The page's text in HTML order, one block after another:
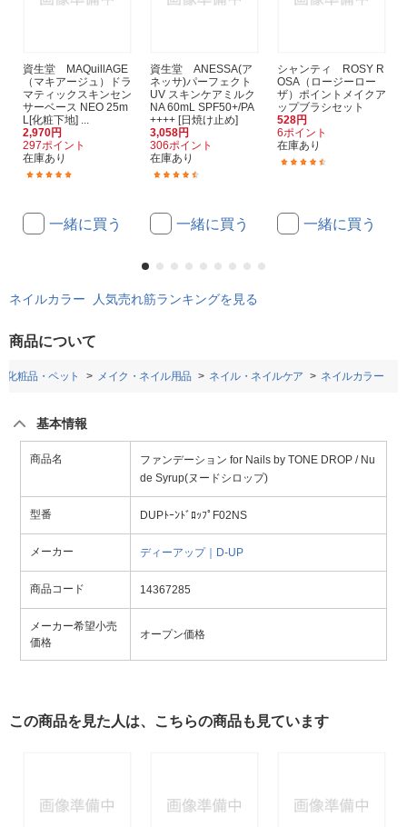
資生堂 MAQuillAGE
（マキアージュ）ドラ
マティックスキンセン
サーベース NEO 25m
L[化粧下地] ...
2,970円
297ポイント
在庫あり
一緒に買う
資生堂 ANESSA(ア
ネッサ)パーフェクト
UV スキンケアミルク
NA 60mL SPF50+/PA
++++ [日焼け止め]
3,058円
306ポイント
在庫あり
一緒に買う
シャンティ ROSY R
OSA（ロージーロー
ザ）ポイントメイクア
ップブラシセット
528円
6ポイント
在庫あり
一緒に買う
ネイルカラー 人気売れ筋ランキングを見る
商品について
化粧品・ペット メイク・ネイル用品 ネイル・ネイルケア ネイルカラー
基本情報
商品名
ファンデーション for Nails by TONE DROP / Nu
de Syrup(ヌードシロップ)
型番 DUPﾄｰﾝﾄﾞﾛｯﾌﾟF02NS
メーカー ディーアップ｜D-UP
商品コード 14367285
メーカー希望小売
価格
オープン価格
この商品を見た人は、こちらの商品も見ています